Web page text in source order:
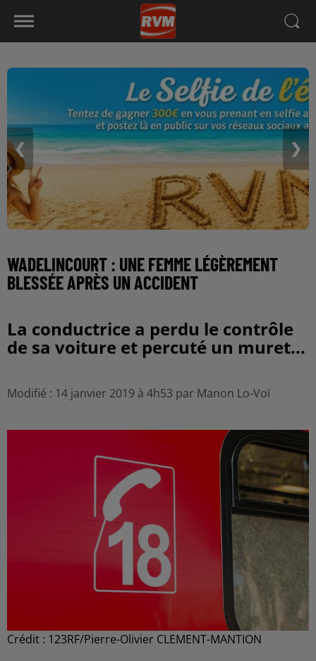
❮ ❯
WADELINCOURT : UNE FEMME LÉGÈREMENT
BLESSÉE APRÈS UN ACCIDENT
La conductrice a perdu le contrôle
de sa voiture et percuté un muret...
Modifié : 14 janvier 2019 à 4h53 par Manon Lo-Voï
Crédit : 123RF/Pierre-Olivier CLEMENT-MANTION